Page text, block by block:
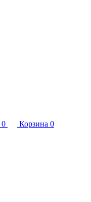
0 Корзина 0